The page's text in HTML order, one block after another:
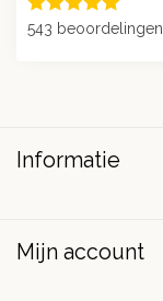
543 beoordelingen
Informatie
Mijn account